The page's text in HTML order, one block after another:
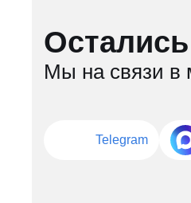
Мы на связи в
Telegram